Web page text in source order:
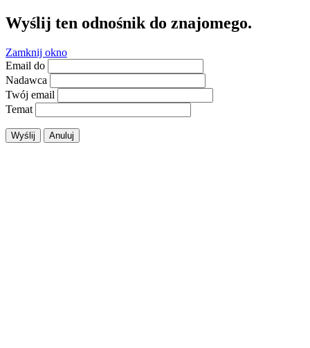
Wyślij ten odnośnik do znajomego.
Zamknij okno
Email do
Nadawca
Twój email
Temat
Wyślij Anuluj